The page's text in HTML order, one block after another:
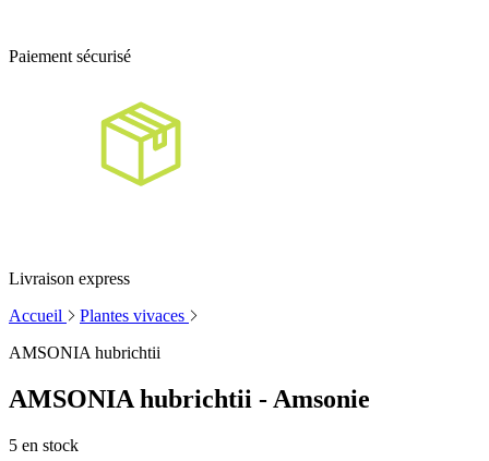
Paiement sécurisé
Livraison express
Accueil
Plantes vivaces
AMSONIA hubrichtii
AMSONIA hubrichtii - Amsonie
5 en stock